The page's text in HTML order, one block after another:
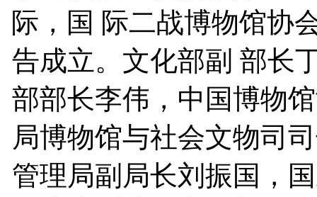
际，国 际二战博物馆协
告成立。文化部副 部长
部部长李伟，中国博物
局博物馆与社会文物司
管理局副局长刘振国，